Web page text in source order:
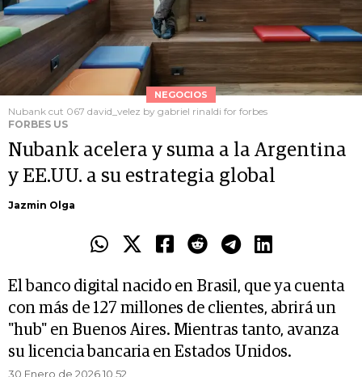
NEGOCIOS
Nubank cut 067 david_velez by gabriel rinaldi for forbes
FORBES US
Nubank acelera y suma a la Argentina
y EE.UU. a su estrategia global
Jazmin Olga
El banco digital nacido en Brasil, que ya cuenta
con más de 127 millones de clientes, abrirá un
"hub" en Buenos Aires. Mientras tanto, avanza
su licencia bancaria en Estados Unidos.
30 Enero de 2026 10.52